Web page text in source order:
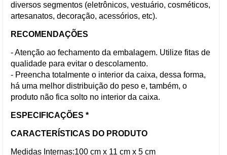
diversos segmentos (eletrônicos, vestuário, cosméticos,
artesanatos, decoração, acessórios, etc).
RECOMENDAÇÕES
- Atenção ao fechamento da embalagem. Utilize fitas de
qualidade para evitar o descolamento.
- Preencha totalmente o interior da caixa, dessa forma,
há uma melhor distribuição do peso e, também, o
produto não fica solto no interior da caixa.
ESPECIFICAÇÕES *
CARACTERÍSTICAS DO PRODUTO
Medidas Internas:100 cm x 11 cm x 5 cm